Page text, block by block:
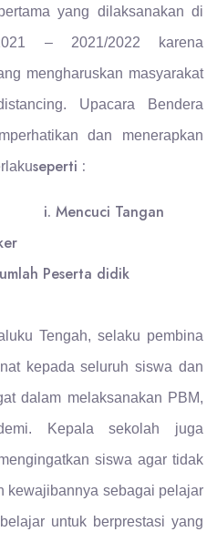
yang dilaksanakan di
– 2021/2022 karena
mengharuskan masyarakat
Upacara Bendera
dan menerapkan
seperti :
Mencuci Tangan
Peserta didik
Tengah, selaku pembina
kepada seluruh siswa dan
dalam melaksanakan PBM,
Kepala sekolah juga
siswa agar tidak
kewajibannya sebagai pelajar
untuk berprestasi yang